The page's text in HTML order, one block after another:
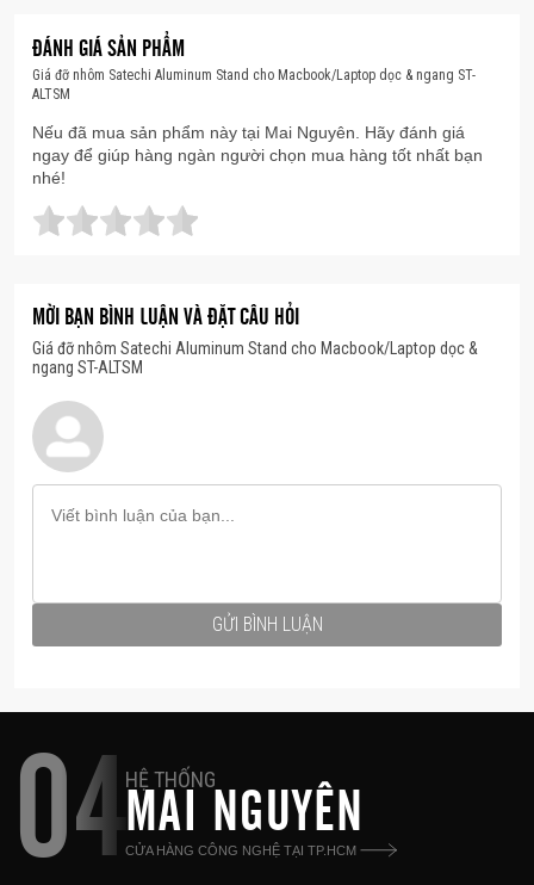
Khả năng chống trượt của đế
Satechi đảm bảo cả giá đỡ và laptop hay máy tính
bảng của bạn được giữ chắc chắn và không gây trầy
ĐÁNH GIÁ SẢN PHẨM
Giá đỡ nhôm Satechi Aluminum Stand cho Macbook/Laptop dọc & ngang ST-
ALTSM
Nếu đã mua sản phẩm này tại Mai Nguyên. Hãy đánh giá
ngay để giúp hàng ngàn người chọn mua hàng tốt nhất bạn
nhé!
MỜI BẠN BÌNH LUẬN VÀ ĐẶT CÂU HỎI
Giá đỡ nhôm Satechi Aluminum Stand cho Macbook/Laptop dọc &
ngang ST-ALTSM
GỬI BÌNH LUẬN
04HỆ THỐNG
MAI NGUYÊN
CỬA HÀNG CÔNG NGHỆ TẠI TP.HCM